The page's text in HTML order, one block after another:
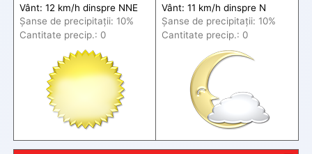
Vânt: 12 km/h dinspre NNE
Șanse de precipitații: 10%
Cantitate precip.: 0
Vânt: 11 km/h dinspre N
Șanse de precipitații: 10%
Cantitate precip.: 0